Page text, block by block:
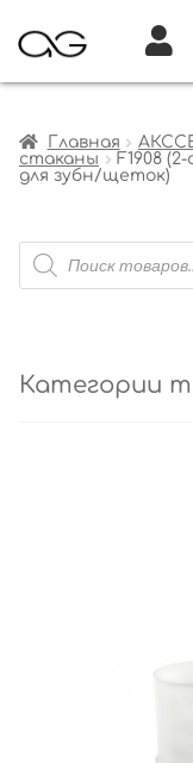
Главная
стаканы
F1908
для зубн/щеток)
Поиск
товаров
Категории